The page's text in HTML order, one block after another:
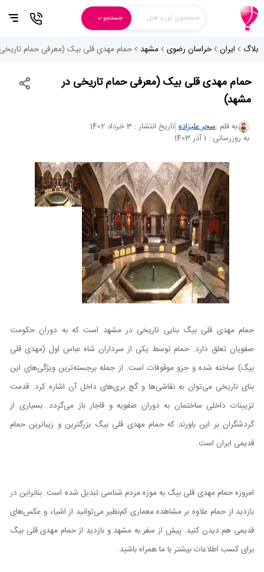
جستجوی تور و هتل جستجو
بلاگ ایران خراسان رضوی مشهد حمام مهدی قلی بیک (معرفی حمام
حمام مهدی قلی بیک (معرفی حمام تاریخی در
مشهد)
به قلم :سحر علیزاده تاریخ انتشار : 3 خرداد 1402
به روزرسانی : 1 آذر 1403
حمام مهدی قلی بیگ بنایی تاریخی در مشهد است که به دوران حکومت
صفویان تعلق دارد. حمام توسط یکی از سرداران شاه عباس اول (مهدی قلی
بیگ) ساخته شده و جزو موقوفات است. از جمله برجسته‌ترین ویژگی‌های این
بنای تاریخی می‌توان به نقاشی‌ها و گچ بری‌های داخل آن اشاره کرد. قدمت
تزیینات داخلی ساختمان به دوران صفویه و قاجار باز می‌گردد. بسیاری از
گردشگران بر این باورند که حمام مهدی قلی بیگ بزرگترین و زیباترین حمام
قدیمی ایران است.
امروزه حمام مهدی قلی بیگ به موزه مردم شناسی تبدیل شده است. بنابراین در
بازدید از حمام علاوه بر مشاهده معماری کم‌نظیر می‌توانید از اشیاء و عکس‌های
قدیمی هم دیدن کنید. پیش از سفر به مشهد و بازدید از حمام مهدی قلی بیگ
برای کسب اطلاعات بیشتر با ما همراه باشید.